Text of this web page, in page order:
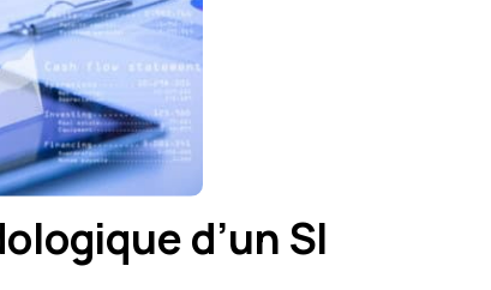
d’un SI